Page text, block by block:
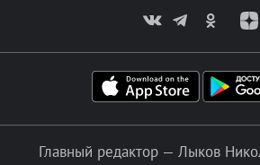
Главный редактор — Лыков